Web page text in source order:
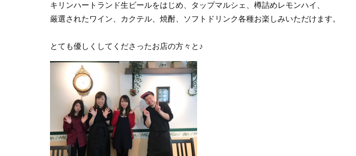
キリンハートランド生ビールをはじめ、タップマルシェ、樽詰めレモンハイ、
厳選されたワイン、カクテル、焼酎、ソフトドリンク各種お楽しみいただけます。
とても優しくしてくださったお店の方々と♪